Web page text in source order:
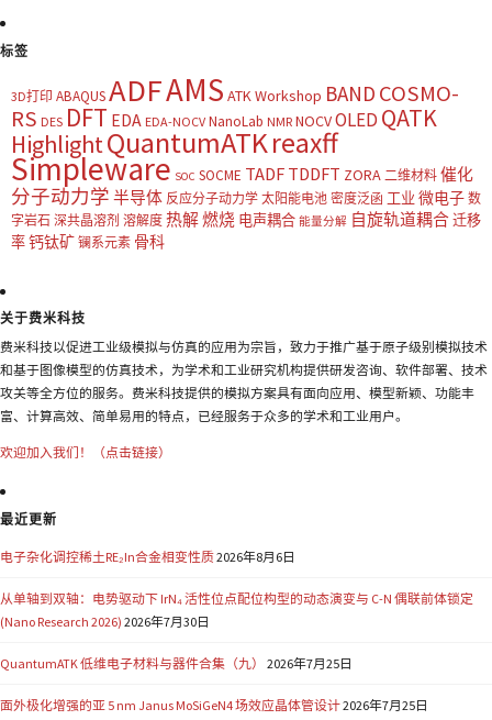
标签
3D打印 ABAQUSADFAMS ATK Workshop BAND COSMO-
RS DES DFT EDA EDA-NOCV NanoLab NMR NOCVOLED QATK
HighlightQuantumATKreaxff
Simpleware SOC SOCME TADF TDDFT ZORA 二维材料 催化
分子动力学 半导体 反应分子动力学 太阳能电池 密度泛函 工业 微电子 数
字岩石 深共晶溶剂 溶解度 热解燃烧 电声耦合 能量分解 自旋轨道耦合迁移
率钙钛矿 镧系元素 骨科
关于费米科技
费米科技以促进工业级模拟与仿真的应用为宗旨，致力于推广基于原子级别模拟技术
和基于图像模型的仿真技术，为学术和工业研究机构提供研发咨询、软件部署、技术
攻关等全方位的服务。费米科技提供的模拟方案具有面向应用、模型新颖、功能丰
富、计算高效、简单易用的特点，已经服务于众多的学术和工业用户。
欢迎加入我们！（点击链接）
最近更新
电子杂化调控稀土RE₂In合金相变性质2026年8月6日
从单轴到双轴：电势驱动下 IrN₄ 活性位点配位构型的动态演变与 C-N 偶联前体锁定
(Nano Research 2026) 2026年7月30日
QuantumATK 低维电子材料与器件合集（九） 2026年7月25日
面外极化增强的亚 5 nm Janus MoSiGeN4 场效应晶体管设计2026年7月25日